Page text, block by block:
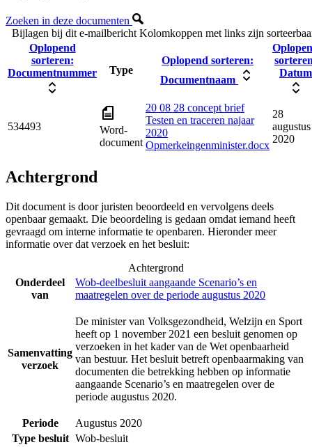
Zoeken in deze documenten
Bijlagen bij dit e-mailbericht Kolomkoppen met links zijn
Oplopend
sorteren:
Documentnummer
Type
Oplopend sorteren:
Documentnaam
Datum
534493
Word-
document
20 08 28 concept brief
Testen en traceren najaar
2020
Opmerkeingenminister.docx
28
augustus
2020
Achtergrond
Dit document is door juristen beoordeeld en vervolgens deels
openbaar gemaakt. Die beoordeling is gedaan omdat iemand heeft
gevraagd om interne informatie te openbaren. Hieronder meer
informatie over dat verzoek en het besluit:
Achtergrond
Onderdeel
van
Wob-deelbesluit aangaande Scenario’s en
maatregelen over de periode augustus 2020
Samenvatting
verzoek
De minister van Volksgezondheid, Welzijn en Sport
heeft op 1 november 2021 een besluit genomen op
verzoeken in het kader van de Wet openbaarheid
van bestuur. Het besluit betreft openbaarmaking van
documenten die betrekking hebben op informatie
aangaande Scenario’s en maatregelen over de
periode augustus 2020.
Periode
Augustus 2020
Type besluit Wob-besluit